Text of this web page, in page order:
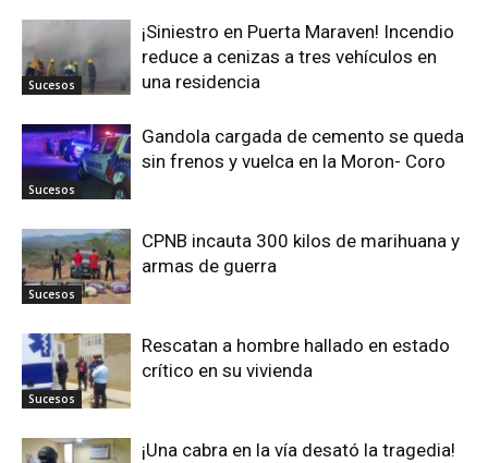
Sucesos
¡Siniestro en Puerta Maraven! Incendio
reduce a cenizas a tres vehículos en
una residencia
Sucesos
Gandola cargada de cemento se queda
sin frenos y vuelca en la Moron- Coro
Sucesos
CPNB incauta 300 kilos de marihuana y
armas de guerra
Sucesos
Rescatan a hombre hallado en estado
crítico en su vivienda
¡Una cabra en la vía desató la tragedia!